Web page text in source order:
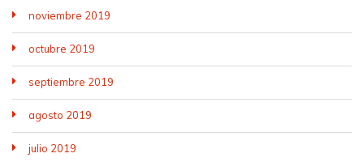
noviembre 2019
octubre 2019
septiembre 2019
agosto 2019
julio 2019